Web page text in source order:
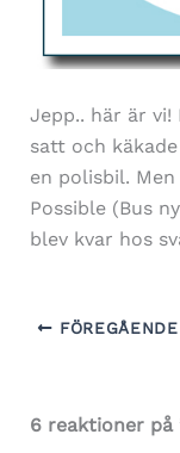
Jepp.. här är vi!
satt och
en polisbil.
Possible (Bus
blev kvar hos
FÖREGÅENDE
6 reaktioner på